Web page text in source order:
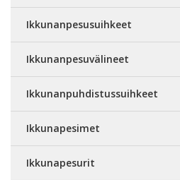
Ikkunanpesusuihkeet
Ikkunanpesuvälineet
Ikkunanpuhdistussuihkeet
Ikkunapesimet
Ikkunapesurit